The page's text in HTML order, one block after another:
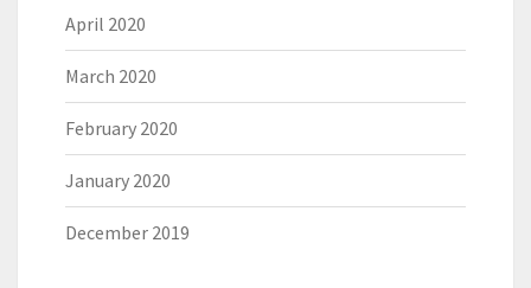
April 2020
March 2020
February 2020
January 2020
December 2019